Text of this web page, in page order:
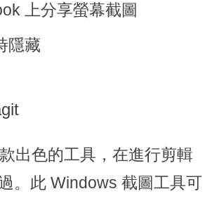
上分享螢幕截圖
隱藏
出色的工具，在進行剪輯
。此 Windows 截圖工具可